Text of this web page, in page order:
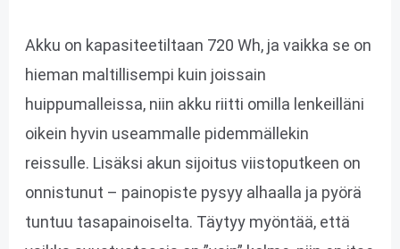
Akku on kapasiteetiltaan 720 Wh, ja vaikka se on
hieman maltillisempi kuin joissain
huippumalleissa, niin akku riitti omilla lenkeilläni
oikein hyvin useammalle pidemmällekin
reissulle. Lisäksi akun sijoitus viistoputkeen on
onnistunut – painopiste pysyy alhaalla ja pyörä
tuntuu tasapainoiselta. Täytyy myöntää, että